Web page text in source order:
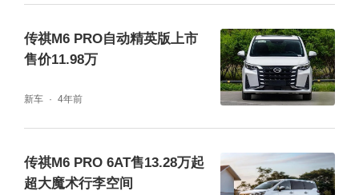
整车搭配人体工学全贴合舒适座椅,二排座椅还
可完全放平,一瞬开启“躺睡”模式,从此臻享旅游
休憩时光不在话下!传祺M6 PRO不仅能载人,装
行李空间,全家出游、日常购物都不再忧愁!
传祺M6 PRO自动精英版上市
售价11.98万
新车 4年前
传祺M6 PRO 6AT售13.28万起
超大魔术行李空间